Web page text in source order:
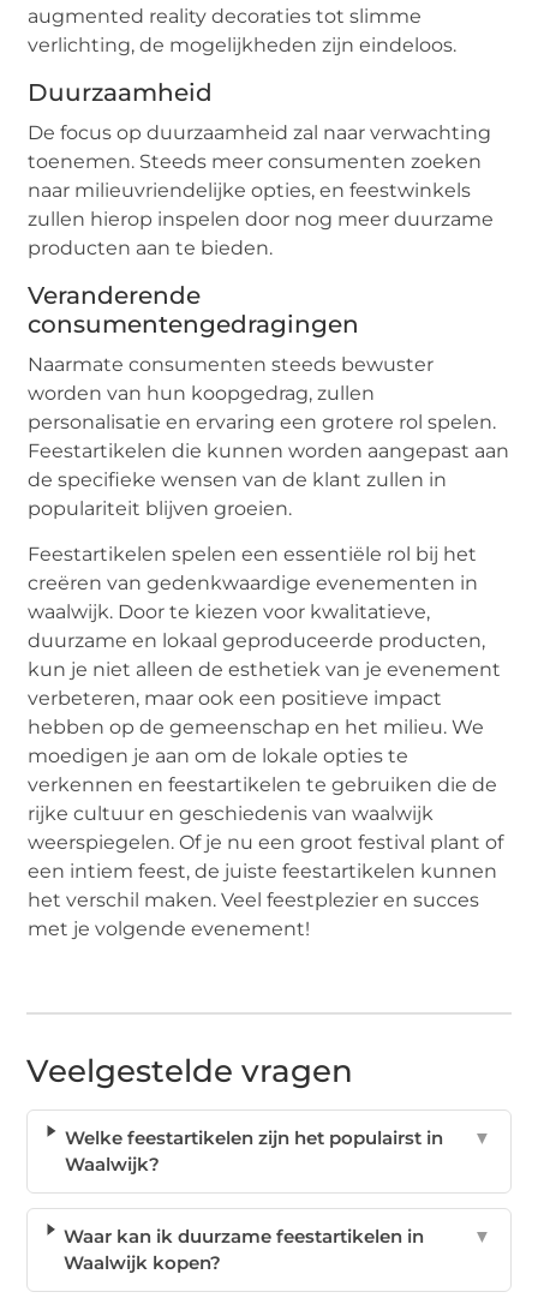
augmented reality decoraties tot slimme
verlichting, de mogelijkheden zijn eindeloos.
Duurzaamheid
De focus op duurzaamheid zal naar verwachting
toenemen. Steeds meer consumenten zoeken
naar milieuvriendelijke opties, en feestwinkels
zullen hierop inspelen door nog meer duurzame
producten aan te bieden.
Veranderende
consumentengedragingen
Naarmate consumenten steeds bewuster
worden van hun koopgedrag, zullen
personalisatie en ervaring een grotere rol spelen.
Feestartikelen die kunnen worden aangepast aan
de specifieke wensen van de klant zullen in
populariteit blijven groeien.
Feestartikelen spelen een essentiële rol bij het
creëren van gedenkwaardige evenementen in
waalwijk. Door te kiezen voor kwalitatieve,
duurzame en lokaal geproduceerde producten,
kun je niet alleen de esthetiek van je evenement
verbeteren, maar ook een positieve impact
hebben op de gemeenschap en het milieu. We
moedigen je aan om de lokale opties te
verkennen en feestartikelen te gebruiken die de
rijke cultuur en geschiedenis van waalwijk
weerspiegelen. Of je nu een groot festival plant of
een intiem feest, de juiste feestartikelen kunnen
het verschil maken. Veel feestplezier en succes
met je volgende evenement!
Veelgestelde vragen
Welke feestartikelen zijn het populairst in
Waalwijk?
▼
Waar kan ik duurzame feestartikelen in
Waalwijk kopen?
▼